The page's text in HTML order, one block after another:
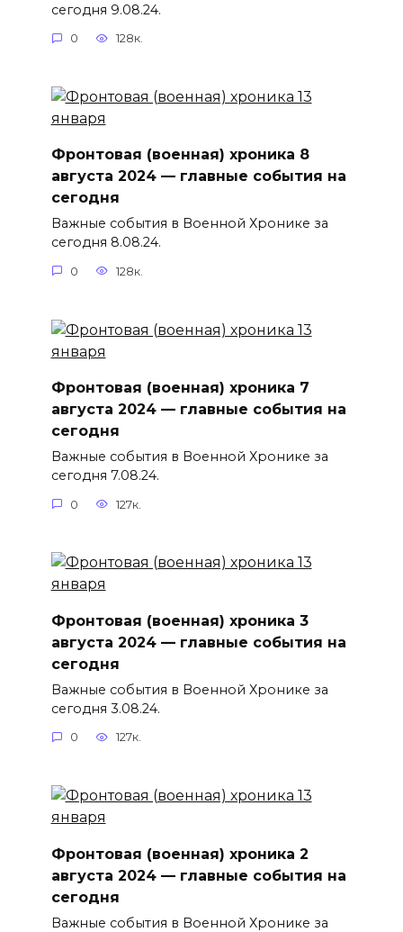
сегодня 9.08.24.
0 128к.
Фронтовая (военная) хроника 8
августа 2024 — главные события на
сегодня
Важные события в Военной Хронике за
сегодня 8.08.24.
0 128к.
Фронтовая (военная) хроника 7
августа 2024 — главные события на
сегодня
Важные события в Военной Хронике за
сегодня 7.08.24.
0 127к.
Фронтовая (военная) хроника 3
августа 2024 — главные события на
сегодня
Важные события в Военной Хронике за
сегодня 3.08.24.
0 127к.
Фронтовая (военная) хроника 2
августа 2024 — главные события на
сегодня
Важные события в Военной Хронике за